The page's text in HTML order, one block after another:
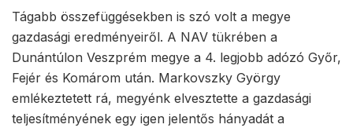
Tágabb összefüggésekben is szó volt a megye
gazdasági eredményeiről. A NAV tükrében a
Dunántúlon Veszprém megye a 4. legjobb adózó Győr,
Fejér és Komárom után. Markovszky György
emlékeztetett rá, megyénk elvesztette a gazdasági
teljesítményének egy igen jelentős hányadát a